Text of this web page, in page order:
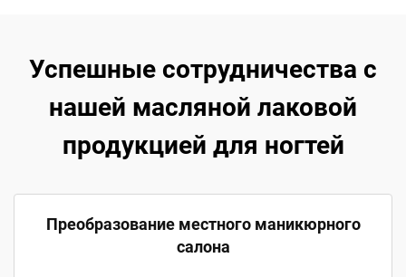
Успешные сотрудничества с
нашей масляной лаковой
продукцией для ногтей
Преобразование местного маникюрного
салона